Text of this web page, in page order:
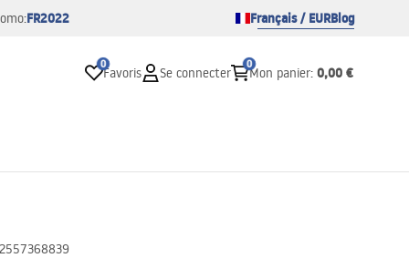
FR2022 Français / EURBlog
0
Favoris Se connecter
0
Mon panier: 0,00 €